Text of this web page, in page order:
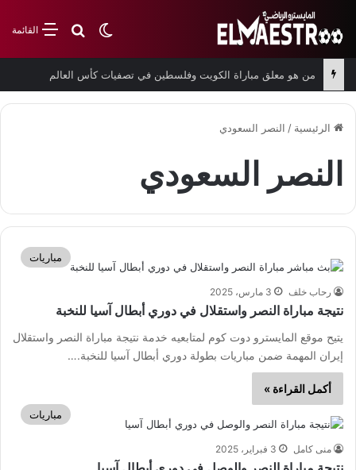
القائمةبحث عن
الوضع المظلم
من هو معلق مباراة الكويت وفلسطين في تصفيات كأس العالم
الرئيسية / النصر السعودي
النصر السعودي
مباريات
رحاب خلف 3 مارس، 2025
نتيجة مباراة النصر واستقلال في دوري أبطال آسيا للنخبة
يتيح موقع المايسترو دوت كوم لمتابعيه خدمة نتيجة مباراة النصر واستقلال
إيران المهمة ضمن مباريات بطولة دوري أبطال آسيا للنخبة.…
أكمل القراءة »
مباريات
منى كامل 3 فبراير، 2025